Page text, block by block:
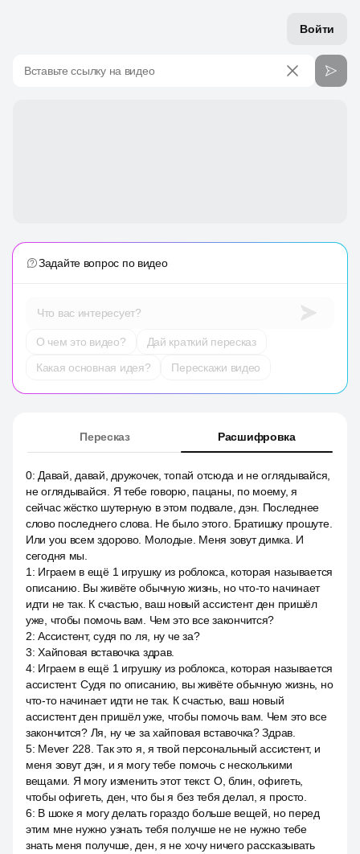
Войти
Вставьте ссылку на видео
Задайте вопрос по видео
Что вас интересует?
О чем это видео?
Дай краткий пересказ
Какая основная идея?
Перескажи видео
Пересказ Расшифровка
0: Давай, давай, дружочек, топай отсюда и не оглядывайся,
не оглядывайся. Я тебе говорю, пацаны, по моему, я
сейчас жёстко шутерную в этом подвале, дэн. Последнее
слово последнего слова. Не было этого. Братишку прошуте.
Или you всем здорово. Молодые. Меня зовут димка. И
сегодня мы.
1 : Играем в ещё 1 игрушку из роблокса, которая называется
описанию. Вы живёте обычную жизнь, но что-то начинает
идти не так. К счастью, ваш новый ассистент ден пришёл
уже, чтобы помочь вам. Чем это все закончится?
2:Ассистент, судя по ля, ну че за?
3:Хайповая вставочка здрав.
4: Играем в ещё 1 игрушку из роблокса, которая называется
ассистент. Судя по описанию, вы живёте обычную жизнь, но
что-то начинает идти не так. К счастью, ваш новый
ассистент ден пришёл уже, чтобы помочь вам. Чем это все
закончится? Ля, ну че за хайповая вставочка? Здрав.
5: Mever 228. Так это я, я твой персональный ассистент, и
меня зовут дэн, и я могу тебе помочь с несколькими
вещами. Я могу изменить этот текст. О, блин, офигеть,
чтобы офигеть, ден, что бы я без тебя делал, я просто.
6: В шоке я могу делать гораздо больше вещей, но перед
этим мне нужно узнать тебя получше не не нужно тебе
знать меня получше, ден, я не хочу ничего рассказывать